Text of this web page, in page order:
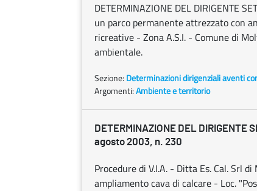
DETERMINAZIONE DEL DIRIGENTE
un parco permanente attrezzato con
ricreative - Zona A.S.I. - Comune di
ambientale.
Sezione: Determinazioni dirigenziali aventi
Argomenti:Ambiente e territorio
DETERMINAZIONE DEL DIRIGENTE
agosto 2003, n. 230
Procedure di V.I.A. - Ditta Es. Cal. Srl
ampliamento cava di calcare - Loc.